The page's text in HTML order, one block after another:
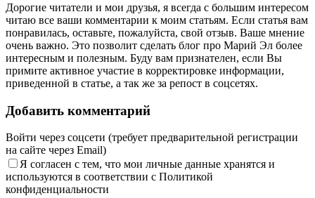
06:00
-6.3°
763
90%
3.7
249°
15.02
-5.7°
762
89%
4.9
235°
Дорогие читатели и мои друзья, я всегда с большим интересом
читаю все ваши комментарии к моим статьям. Если статья вам
понравилась, оставьте, пожалуйста, свой отзыв. Ваше мнение
очень важно. Это позволит сделать блог про Марий Эл более
интересным и полезным. Буду вам признателен, если Вы
примите активное участие в корректировке информации,
приведенной в статье, а так же за репост в соцсетях.
Добавить комментарий
Войти через соцсети (требует предварительной регистрации
на сайте через Email)
Я согласен с тем, что мои личные данные хранятся и
используются в соответствии с Политикой
конфиденциальности